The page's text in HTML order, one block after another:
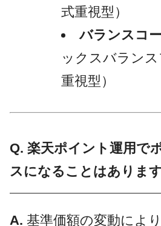
式重視型）
バランスコ
ックスバラン
重視型）
Q. 楽天ポイント運用で
スになることはありま
A. 基準価額の変動によ